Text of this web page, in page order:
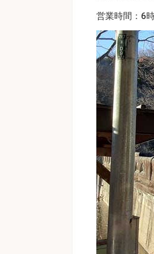
営業時間：6